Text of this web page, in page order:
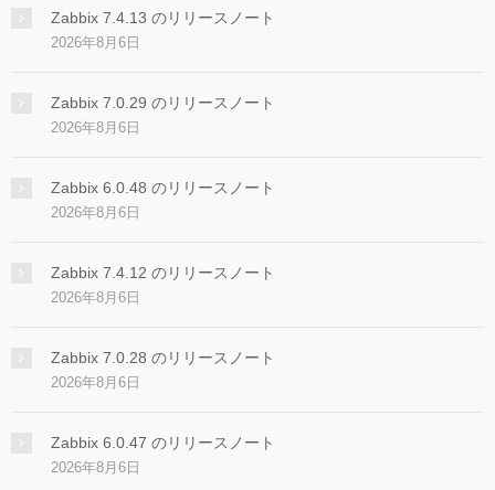
Zabbix 7.4.13 のリリースノート
2026年8月6日
Zabbix 7.0.29 のリリースノート
2026年8月6日
Zabbix 6.0.48 のリリースノート
2026年8月6日
Zabbix 7.4.12 のリリースノート
2026年8月6日
Zabbix 7.0.28 のリリースノート
2026年8月6日
Zabbix 6.0.47 のリリースノート
2026年8月6日